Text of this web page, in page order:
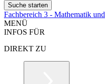
Fachbereich 3 - Mathematik
MENÜ
INFOS FÜR
DIREKT ZU